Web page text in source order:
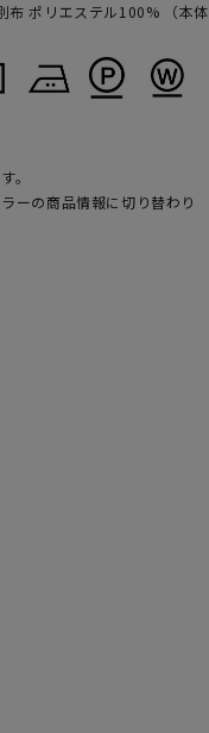
布 ポリエステル100% （本体
。
ーの商品情報に切り替わり